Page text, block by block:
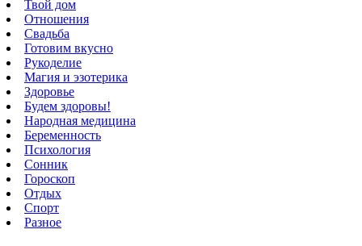
Твой дом
Отношения
Свадьба
Готовим вкусно
Рукоделие
Магия и эзотерика
Здоровье
Будем здоровы!
Народная медицина
Беременность
Психология
Сонник
Гороскоп
Отдых
Спорт
Разное